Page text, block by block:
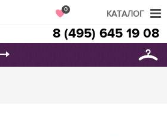
0
8 (495) 645 19 08
КАТАЛОГ